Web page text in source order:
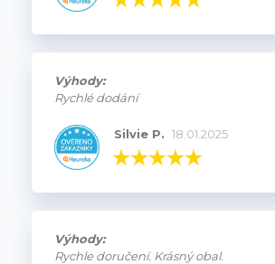
Výhody:
Rychlé dodání
Silvie P. 18.01.2025
Výhody:
Rychle doručení. Krásný obal.